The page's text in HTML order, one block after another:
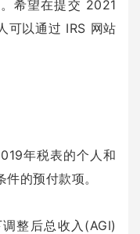
希望在提交 2021
可以通过 IRS 网站
年税表的个人和
的预付款项。
整后总收入(AGI)